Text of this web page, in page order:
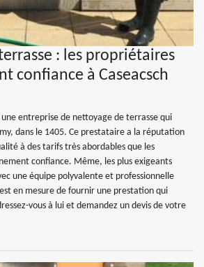
: les propriétaires
confiance à Caseacsch
entreprise de nettoyage de terrasse qui
dans le 1405. Ce prestataire a la réputation
à des tarifs très abordables que les
confiance. Même, les plus exigeants
une équipe polyvalente et professionnelle
en mesure de fournir une prestation qui
vous à lui et demandez un devis de votre